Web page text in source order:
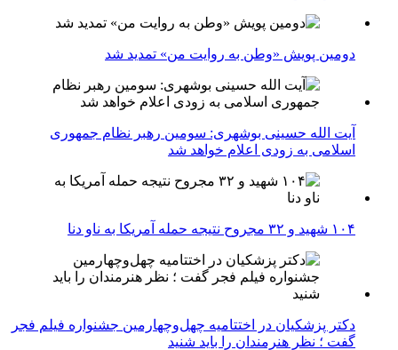
دومین پویش «وطن به روایت من» تمدید شد
آیت الله حسینی بوشهری: سومین رهبر نظام جمهوری
اسلامی به زودی اعلام خواهد شد
۱۰۴ شهید و ۳۲ مجروح نتیجه حمله آمریکا به ناو دنا
دکتر پزشکیان در اختتامیه چهل‌وچهارمین جشنواره فیلم فجر
گفت ؛ نظر هنرمندان را باید شنید